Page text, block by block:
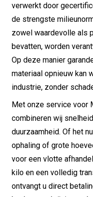
verwerkt door
de strengste
zowel waardevolle als
bevatten, worden
Op deze manier
materiaal opnieuw kan
industrie, zonder
Met onze service voor
combineren wij
duurzaamheid. Of het
ophaling of grote
voor een vlotte
kilo en een volledig
ontvangt u direct